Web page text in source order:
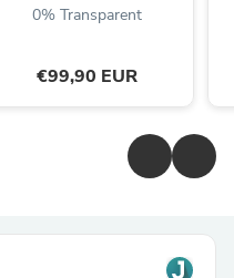
0% Transparent
€99,90 EUR